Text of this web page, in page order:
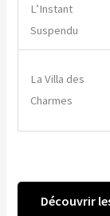
L’Instant
Suspendu
La Villa des
Charmes
Découvrir